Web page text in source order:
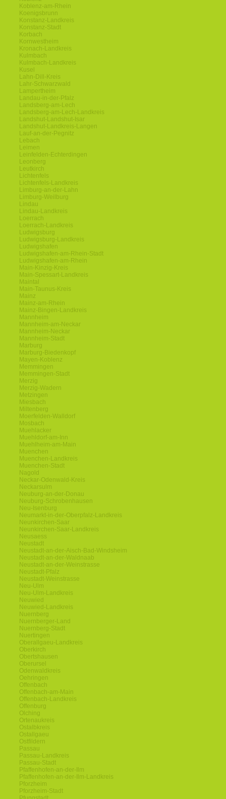
Koblenz-am-Rhein
Koenigsbrunn
Konstanz-Landkreis
Konstanz-Stadt
Korbach
Kornwestheim
Kronach-Landkreis
Kulmbach
Kulmbach-Landkreis
Kusel
Lahn-Dill-Kreis
Lahr-Schwarzwald
Lampertheim
Landau-in-der-Pfalz
Landsberg-am-Lech
Landsberg-am-Lech-Landkreis
Landshut-Landshut-Isar
Landshut-Landkreis-Langen
Lauf-an-der-Pegnitz
Lebach
Leimen
Leinfelden-Echterdingen
Leonberg
Leutkirch
Lichtenfels
Lichtenfels-Landkreis
Limburg-an-der-Lahn
Limburg-Weilburg
Lindau
Lindau-Landkreis
Loerrach
Loerrach-Landkreis
Ludwigsburg
Ludwigsburg-Landkreis
Ludwigshafen
Ludwigshafen-am-Rhein-Stadt
Ludwigshafen-am-Rhein
Main-Kinzig-Kreis
Main-Spessart-Landkreis
Maintal
Main-Taunus-Kreis
Mainz
Mainz-am-Rhein
Mainz-Bingen-Landkreis
Mannheim
Mannheim-am-Neckar
Mannheim-Neckar
Mannheim-Stadt
Marburg
Marburg-Biedenkopf
Mayen-Koblenz
Memmingen
Memmingen-Stadt
Merzig
Merzig-Wadern
Metzingen
Miesbach
Miltenberg
Moerfelden-Walldorf
Mosbach
Muehlacker
Muehldorf-am-Inn
Muehlheim-am-Main
Muenchen
Muenchen-Landkreis
Muenchen-Stadt
Nagold
Neckar-Odenwald-Kreis
Neckarsulm
Neuburg-an-der-Donau
Neuburg-Schrobenhausen
Neu-Isenburg
Neumarkt-in-der-Oberpfalz-Landkreis
Neunkirchen-Saar
Neunkirchen-Saar-Landkreis
Neusaess
Neustadt
Neustadt-an-der-Aisch-Bad-Windsheim
Neustadt-an-der-Waldnaab
Neustadt-an-der-Weinstrasse
Neustadt-Pfalz
Neustadt-Weinstrasse
Neu-Ulm
Neu-Ulm-Landkreis
Neuwied
Neuwied-Landkreis
Nuernberg
Nuernberger-Land
Nuernberg-Stadt
Nuertingen
Oberallgaeu-Landkreis
Oberkirch
Obertshausen
Oberursel
Odenwaldkreis
Oehringen
Offenbach
Offenbach-am-Main
Offenbach-Landkreis
Offenburg
Olching
Ortenaukreis
Ostalbkreis
Ostallgaeu
Ostfildern
Passau
Passau-Landkreis
Passau-Stadt
Pfaffenhofen-an-der-Ilm
Pfaffenhofen-an-der-Ilm-Landkreis
Pforzheim
Pforzheim-Stadt